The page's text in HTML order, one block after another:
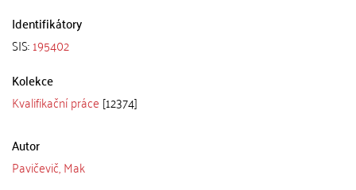
Identifikátory
SIS:195402
Kolekce
Kvalifikační práce [12374]
Autor
Pavičevič, Mak